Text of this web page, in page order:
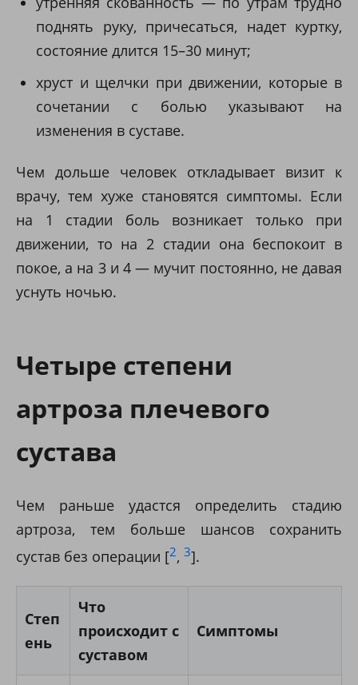
поднять руку, причесаться, надет куртку,
состояние длится 15–30 минут;
хруст и щелчки при движении, которые в
сочетании с болью указывают на
изменения в суставе.
Чем дольше человек откладывает визит к
врачу, тем хуже становятся симптомы. Если
на 1 стадии боль возникает только при
движении, то на 2 стадии она беспокоит в
покое, а на 3 и 4 — мучит постоянно, не давая
уснуть ночью.
Четыре степени
артроза плечевого
сустава
Чем раньше удастся определить стадию
артроза, тем больше шансов сохранить
сустав без операции [2, 3].
Степ
ень
Что
происходит с
суставом
Симптомы